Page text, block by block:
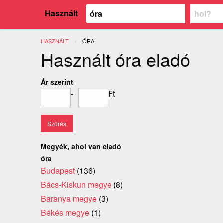
Használt
HASZNÁLT JELENLEGI:
ÓRA
Használt óra eladó
Ár szerint
- Ft
Megyék, ahol van eladó
óra
Budapest (136)
Bács-Kiskun megye (8)
Baranya megye (3)
Békés megye (1)